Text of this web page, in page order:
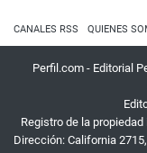
CANALES RSS QUIENES
Perfil.com - Editorial
Registro de la
Dirección: California 2715,